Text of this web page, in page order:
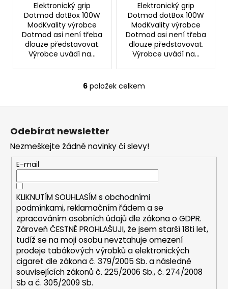
Elektronický grip
Dotmod dotBox 100W
ModKvality výrobce
Dotmod asi není třeba
dlouze představovat.
Výrobce uvádí na...
Elektronický grip
Dotmod dotBox 100W
ModKvality výrobce
Dotmod asi není třeba
dlouze představovat.
Výrobce uvádí na...
O
v
a
c
í
p
r
v
k
y
v
ý
p
i
6 položek celkem
Odebírat newsletter
Nezmeškejte žádné novinky či slevy!
E-mail
KLIKNUTÍM SOUHLASÍM s obchodními
podmínkami,reklamačním řádem a se
zpracováním osobních údajů dle zákona oGDPR.
Zároveň ČESTNĚ PROHLAŠUJI, že jsem starší 18ti let,
tudíž se na moji osobu nevztahuje omezení
prodeje tabákových výrobků a elektronických
cigaret dle zákona č. 379/2005 Sb. a následně
souvisejících zákonů č. 225/2006 Sb., č. 274/2008
Sb a č. 305/2009 Sb.